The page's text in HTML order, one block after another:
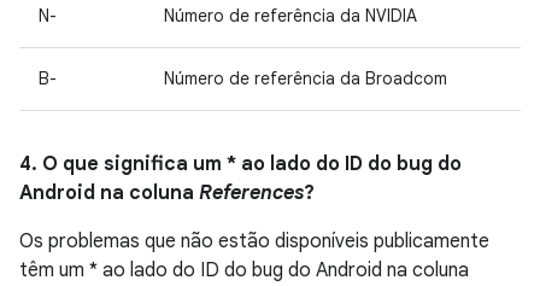
N- Número de referência da NVIDIA
B- Número de referência da Broadcom
4. O que significa um * ao lado do ID do bug do
Android na coluna References?
Os problemas que não estão disponíveis publicamente
têm um * ao lado do ID do bug do Android na coluna